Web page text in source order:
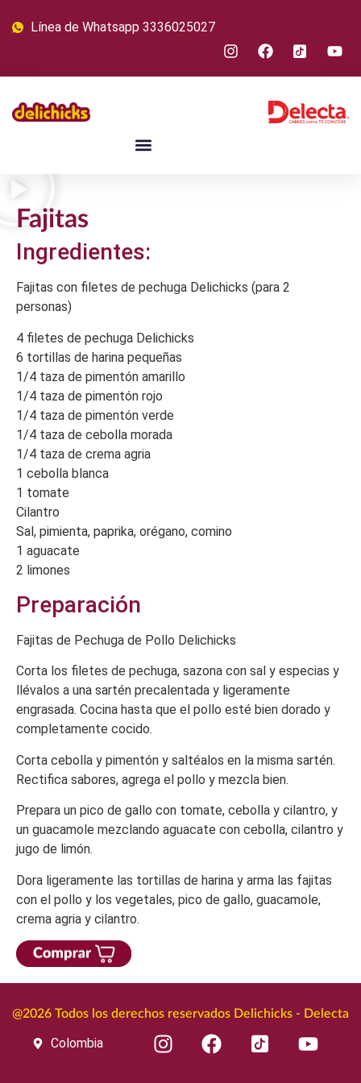
Línea de Whatsapp 3336025027
Fajitas
Ingredientes:
Fajitas con filetes de pechuga Delichicks (para 2
personas)
4 filetes de pechuga Delichicks
6 tortillas de harina pequeñas
1/4 taza de pimentón amarillo
1/4 taza de pimentón rojo
1/4 taza de pimentón verde
1/4 taza de cebolla morada
1/4 taza de crema agria
1 cebolla blanca
1 tomate
Cilantro
Sal, pimienta, paprika, orégano, comino
1 aguacate
2 limones
Preparación
Fajitas de Pechuga de Pollo Delichicks
Corta los filetes de pechuga, sazona con sal y especias y
llévalos a una sartén precalentada y ligeramente
engrasada. Cocina hasta que el pollo esté bien dorado y
completamente cocido.
Corta cebolla y pimentón y saltéalos en la misma sartén.
Rectifica sabores, agrega el pollo y mezcla bien.
Prepara un pico de gallo con tomate, cebolla y cilantro, y
un guacamole mezclando aguacate con cebolla, cilantro y
jugo de limón.
Dora ligeramente las tortillas de harina y arma las fajitas
con el pollo y los vegetales, pico de gallo, guacamole,
crema agria y cilantro.
@2026 Todos los derechos reservados Delichicks - Delecta
Colombia